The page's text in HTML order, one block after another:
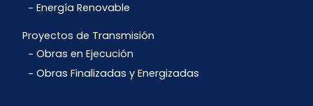
Energía Renovable
Proyectos de Transmisión
Obras en Ejecución
Obras Finalizadas y Energizadas